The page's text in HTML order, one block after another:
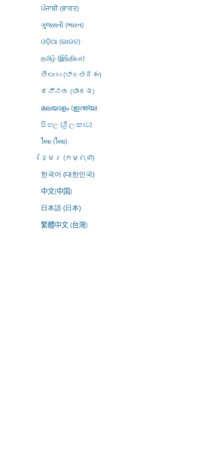
ਪੰਜਾਬੀ (ਭਾਰਤ)
ગુજરાતી (ભારત)
ଓଡ଼ିଆ (ଭାରତ)
தமிழ் (இந்தியா)
తెలుగు (భారతదేశం)
ಕನ್ನಡ (ಭಾರತ)
മലയാളം (ഇന്ത്യ)
සිංහල (ශ්‍රී ලංකාව)
ไทย (ไทย)
ខ្មែរ (កម្ពុជា)
한국어 (대한민국)
中文(中国)
日本語 (日本)
繁體中文 (台灣)